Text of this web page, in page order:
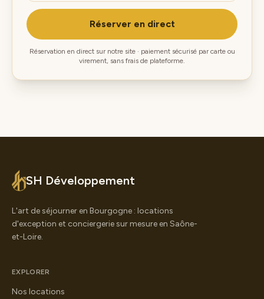
Réserver en direct
Réservation en direct sur notre site · paiement sécurisé par carte ou
virement, sans frais de plateforme.
SH Développement
L'art de séjourner en Bourgogne : locations
d'exception et conciergerie sur mesure en Saône-
et-Loire.
EXPLORER
Nos locations